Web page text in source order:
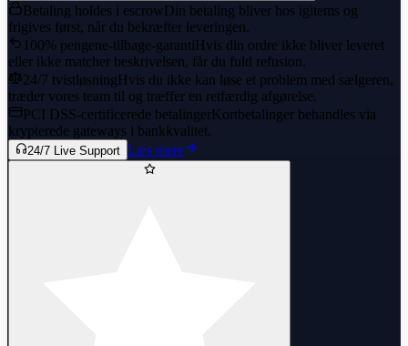
Betaling holdes i escrowDin betaling bliver hos igitems og
frigives først, når du bekræfter leveringen.
100% pengene-tilbage-garantiHvis din ordre ikke bliver leveret
eller ikke matcher beskrivelsen, får du fuld refusion.
24/7 tvistløsningHvis du ikke kan løse et problem med sælgeren,
træder vores team til og træffer en retfærdig afgørelse.
PCI DSS-certificerede betalingerKortbetalinger behandles via
krypterede gateways i bankkvalitet.
24/7 Live Support Læs mere